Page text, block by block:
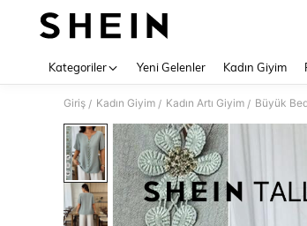
Kategoriler Yeni Gelenler Kadın Giyim
Giriş / Kadın Giyim / Kadın Artı Giyim / Büyük